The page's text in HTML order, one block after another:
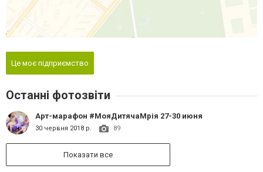
Це моє підприємство
Останні фотозвіти
Арт-марафон #МояДитячаМрія 27-30 июня
30 червня 2018 р. 89
Показати все